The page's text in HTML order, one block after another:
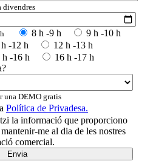
divendres
8 h -9 h
9 h -10 h
h -12 h
12 h -13 h
h -16 h
16 h -17 h
una DEMO gratis
Política de Privadesa.
la informació que proporciono
me al dia de les nostres
comercial.